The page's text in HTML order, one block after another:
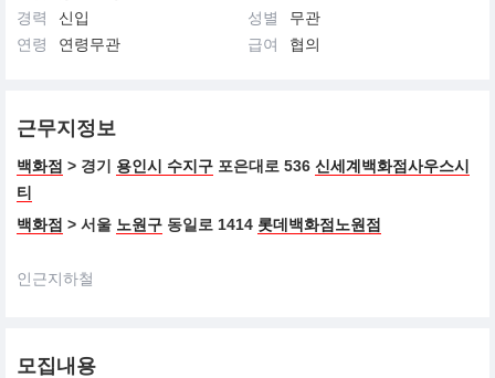
경력
신입 성별
무관
연령
연령무관 급여 협의
근무지정보
백화점 > 경기 용인시 수지구 포은대로 536 신세계백화점사우스시
티
백화점 > 서울 노원구 동일로 1414 롯데백화점노원점
인근지하철
모집내용